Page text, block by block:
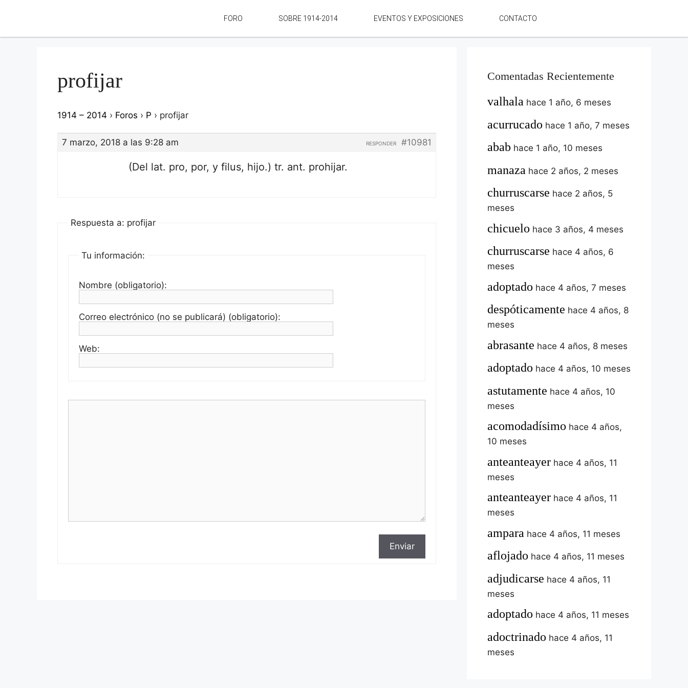
FORO SOBRE 1914-2014 EVENTOS Y EXPOSICIONES CONTACTO
profijar
1914 – 2014 › Foros › P › profijar
7 marzo, 2018 a las 9:28 am #10981
RESPONDER
(Del lat. pro, por, y filus, hijo.) tr. ant. prohijar.
Respuesta a: profijar
Tu información:
Nombre (obligatorio):
Correo electrónico (no se publicará) (obligatorio):
Web:
Enviar
Comentadas Recientemente
valhala hace 1 año, 6 meses
acurrucado hace 1 año, 7 meses
abab hace 1 año, 10 meses
manaza hace 2 años, 2 meses
churruscarse hace 2 años, 5
meses
chicuelo hace 3 años, 4 meses
churruscarse hace 4 años, 6
meses
adoptado hace 4 años, 7 meses
despóticamente hace 4 años, 8
meses
abrasante hace 4 años, 8 meses
adoptado hace 4 años, 10 meses
astutamente hace 4 años, 10
meses
acomodadísimo hace 4 años,
10 meses
anteanteayer hace 4 años, 11
meses
anteanteayer hace 4 años, 11
meses
ampara hace 4 años, 11 meses
aflojado hace 4 años, 11 meses
adjudicarse hace 4 años, 11
meses
adoptado hace 4 años, 11 meses
adoctrinado hace 4 años, 11
meses